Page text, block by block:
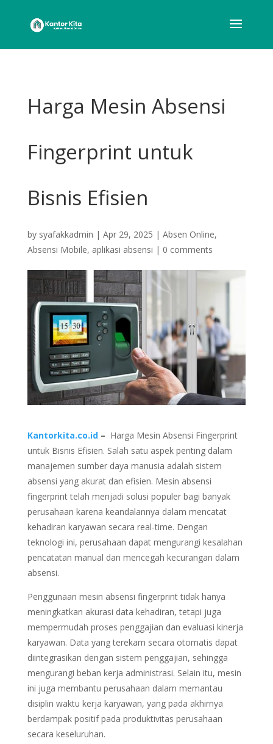
Harga Mesin Absensi
Fingerprint untuk
Bisnis Efisien
by syafakkadmin | Apr 29, 2025 | Absen Online,
Absensi Mobile, aplikasi absensi | 0 comments
Kantorkita.co.id – Harga Mesin Absensi Fingerprint
untuk Bisnis Efisien. Salah satu aspek penting dalam
manajemen sumber daya manusia adalah sistem
absensi yang akurat dan efisien. Mesin absensi
fingerprint telah menjadi solusi populer bagi banyak
perusahaan karena keandalannya dalam mencatat
kehadiran karyawan secara real-time. Dengan
teknologi ini, perusahaan dapat mengurangi kesalahan
pencatatan manual dan mencegah kecurangan dalam
absensi.
Penggunaan mesin absensi fingerprint tidak hanya
meningkatkan akurasi data kehadiran, tetapi juga
mempermudah proses penggajian dan evaluasi kinerja
karyawan. Data yang terekam secara otomatis dapat
diintegrasikan dengan sistem penggajian, sehingga
mengurangi beban kerja administrasi. Selain itu, mesin
ini juga membantu perusahaan dalam memantau
disiplin waktu kerja karyawan, yang pada akhirnya
berdampak positif pada produktivitas perusahaan
secara keseluruhan.